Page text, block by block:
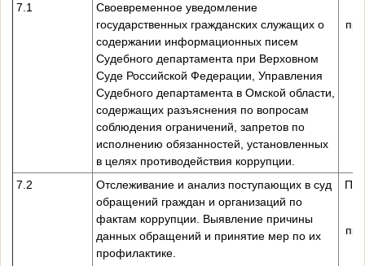
7.1
Своевременное уведомление
государственных гражданских служащих о
содержании информационных писем
Судебного департамента при Верховном
Суде Российской Федерации, Управления
Судебного департамента в Омской области,
содержащих разъяснения по вопросам
соблюдения ограничений, запретов по
исполнению обязанностей, установленных
в целях противодействия коррупции.
7.2
Отслеживание и анализ поступающих в суд
обращений граждан и организаций по
фактам коррупции. Выявление причины
данных обращений и принятие мер по их
профилактике.